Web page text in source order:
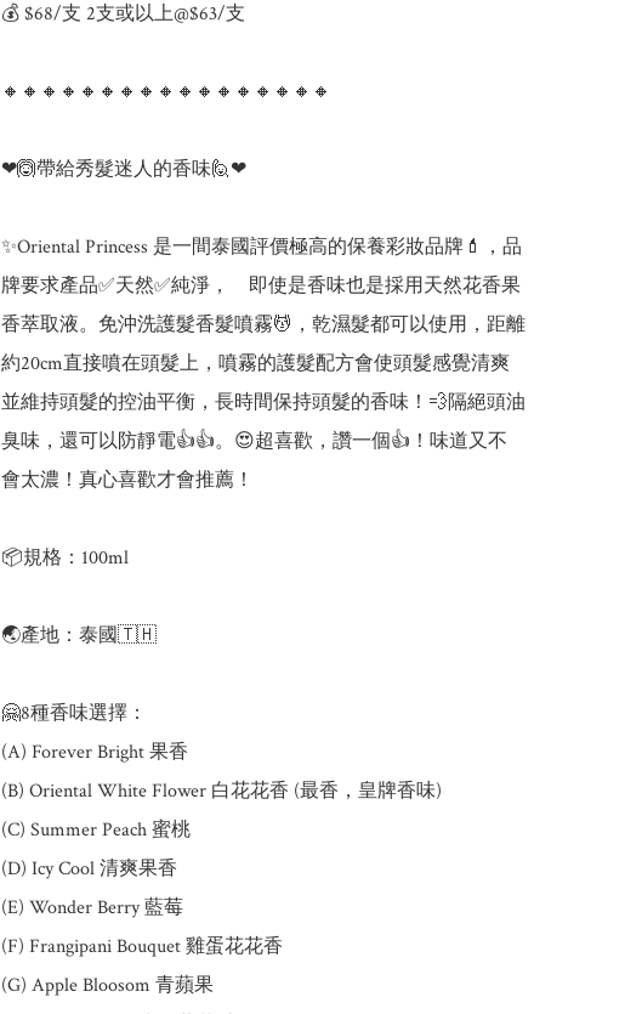
💰 $68/支 2支或以上@$63/支
🔸🔸🔸🔸🔸🔸🔸🔸🔸🔸🔸🔸🔸🔸🔸🔸🔸
❤🙆帶給秀髮迷人的香味🙋❤
✨Oriental Princess 是一間泰國評價極高的保養彩妝品牌💄，品
牌要求產品✅天然✅純淨，　即使是香味也是採用天然花香果
香萃取液。免沖洗護髮香髮噴霧💆，乾濕髮都可以使用，距離
約20cm直接噴在頭髮上，噴霧的護髮配方會使頭髮感覺清爽
並維持頭髮的控油平衡，長時間保持頭髮的香味！💨隔絕頭油
臭味，還可以防靜電👍👍。😍超喜歡，讚一個👍！味道又不
會太濃！真心喜歡才會推薦！
📦規格：100ml
🌏產地：泰國🇹🇭
🤗8種香味選擇：
(A) Forever Bright 果香
(B) Oriental White Flower 白花花香 (最香，皇牌香味)
(C) Summer Peach 蜜桃
(D) Icy Cool 清爽果香
(E) Wonder Berry 藍莓
(F) Frangipani Bouquet 雞蛋花花香
(G) Apple Bloosom 青蘋果